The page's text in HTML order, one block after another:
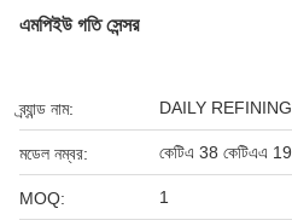
এমপিইউ গতি সেন্সর
ব্র্যান্ড নাম: DAILY REFINING
মডেল নম্বর: কেটিএ 38 কেটিএএ 19
MOQ: 1